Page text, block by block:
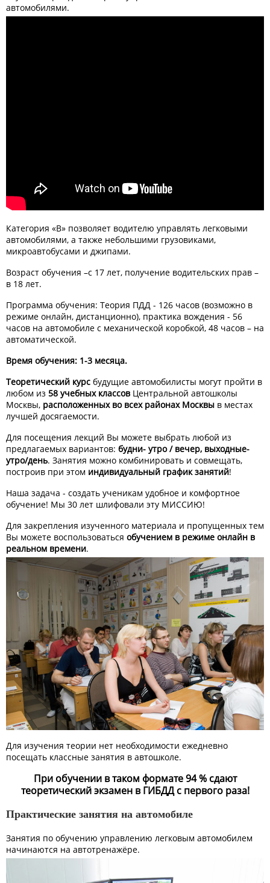
автомобилями.
Категория «В» позволяет водителю управлять легковыми
автомобилями, а также небольшими грузовиками,
микроавтобусами и джипами.
Возраст обучения –с 17 лет, получение водительских прав –
в 18 лет.
Программа обучения: Теория ПДД - 126 часов (возможно в
режиме онлайн, дистанционно), практика вождения - 56
часов на автомобиле с механической коробкой, 48 часов – на
автоматической.
Время обучения: 1-3 месяца.
Теоретический курс будущие автомобилисты могут пройти в
любом из 58 учебных классов Центральной автошколы
Москвы, расположенных во всех районах Москвы в местах
лучшей досягаемости.
Для посещения лекций Вы можете выбрать любой из
предлагаемых вариантов: будни- утро / вечер, выходные-
утро/день. Занятия можно комбинировать и совмещать,
построив при этом индивидуальный график занятий!
Наша задача - создать ученикам удобное и комфортное
обучение! Мы 30 лет шлифовали эту МИССИЮ!
Для закрепления изученного материала и пропущенных тем
Вы можете воспользоваться обучением в режиме онлайн в
реальном времени.
Для изучения теории нет необходимости ежедневно
посещать классные занятия в автошколе.
При обучении в таком формате 94 % сдают
теоретический экзамен в ГИБДД с первого раза!
Практические занятия на автомобиле
Занятия по обучению управлению легковым автомобилем
начинаются на автотренажёре.